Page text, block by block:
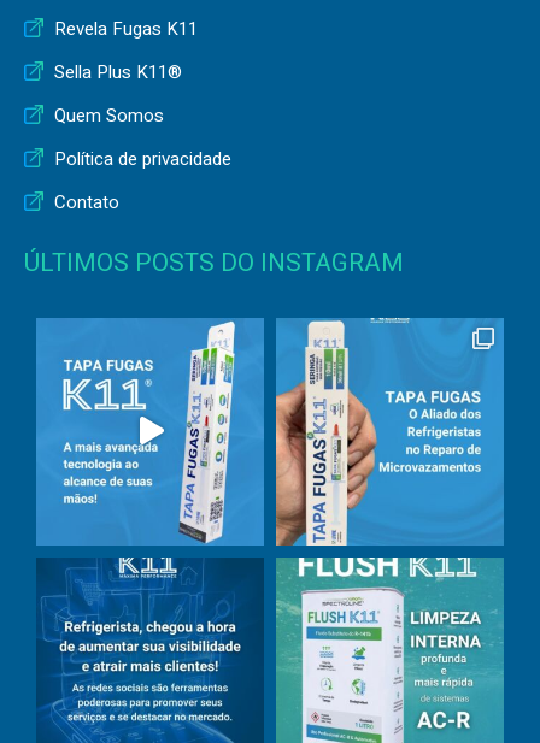
Revela Fugas K11
Sella Plus K11®
Quem Somos
Política de privacidade
Contato
ÚLTIMOS POSTS DO INSTAGRAM